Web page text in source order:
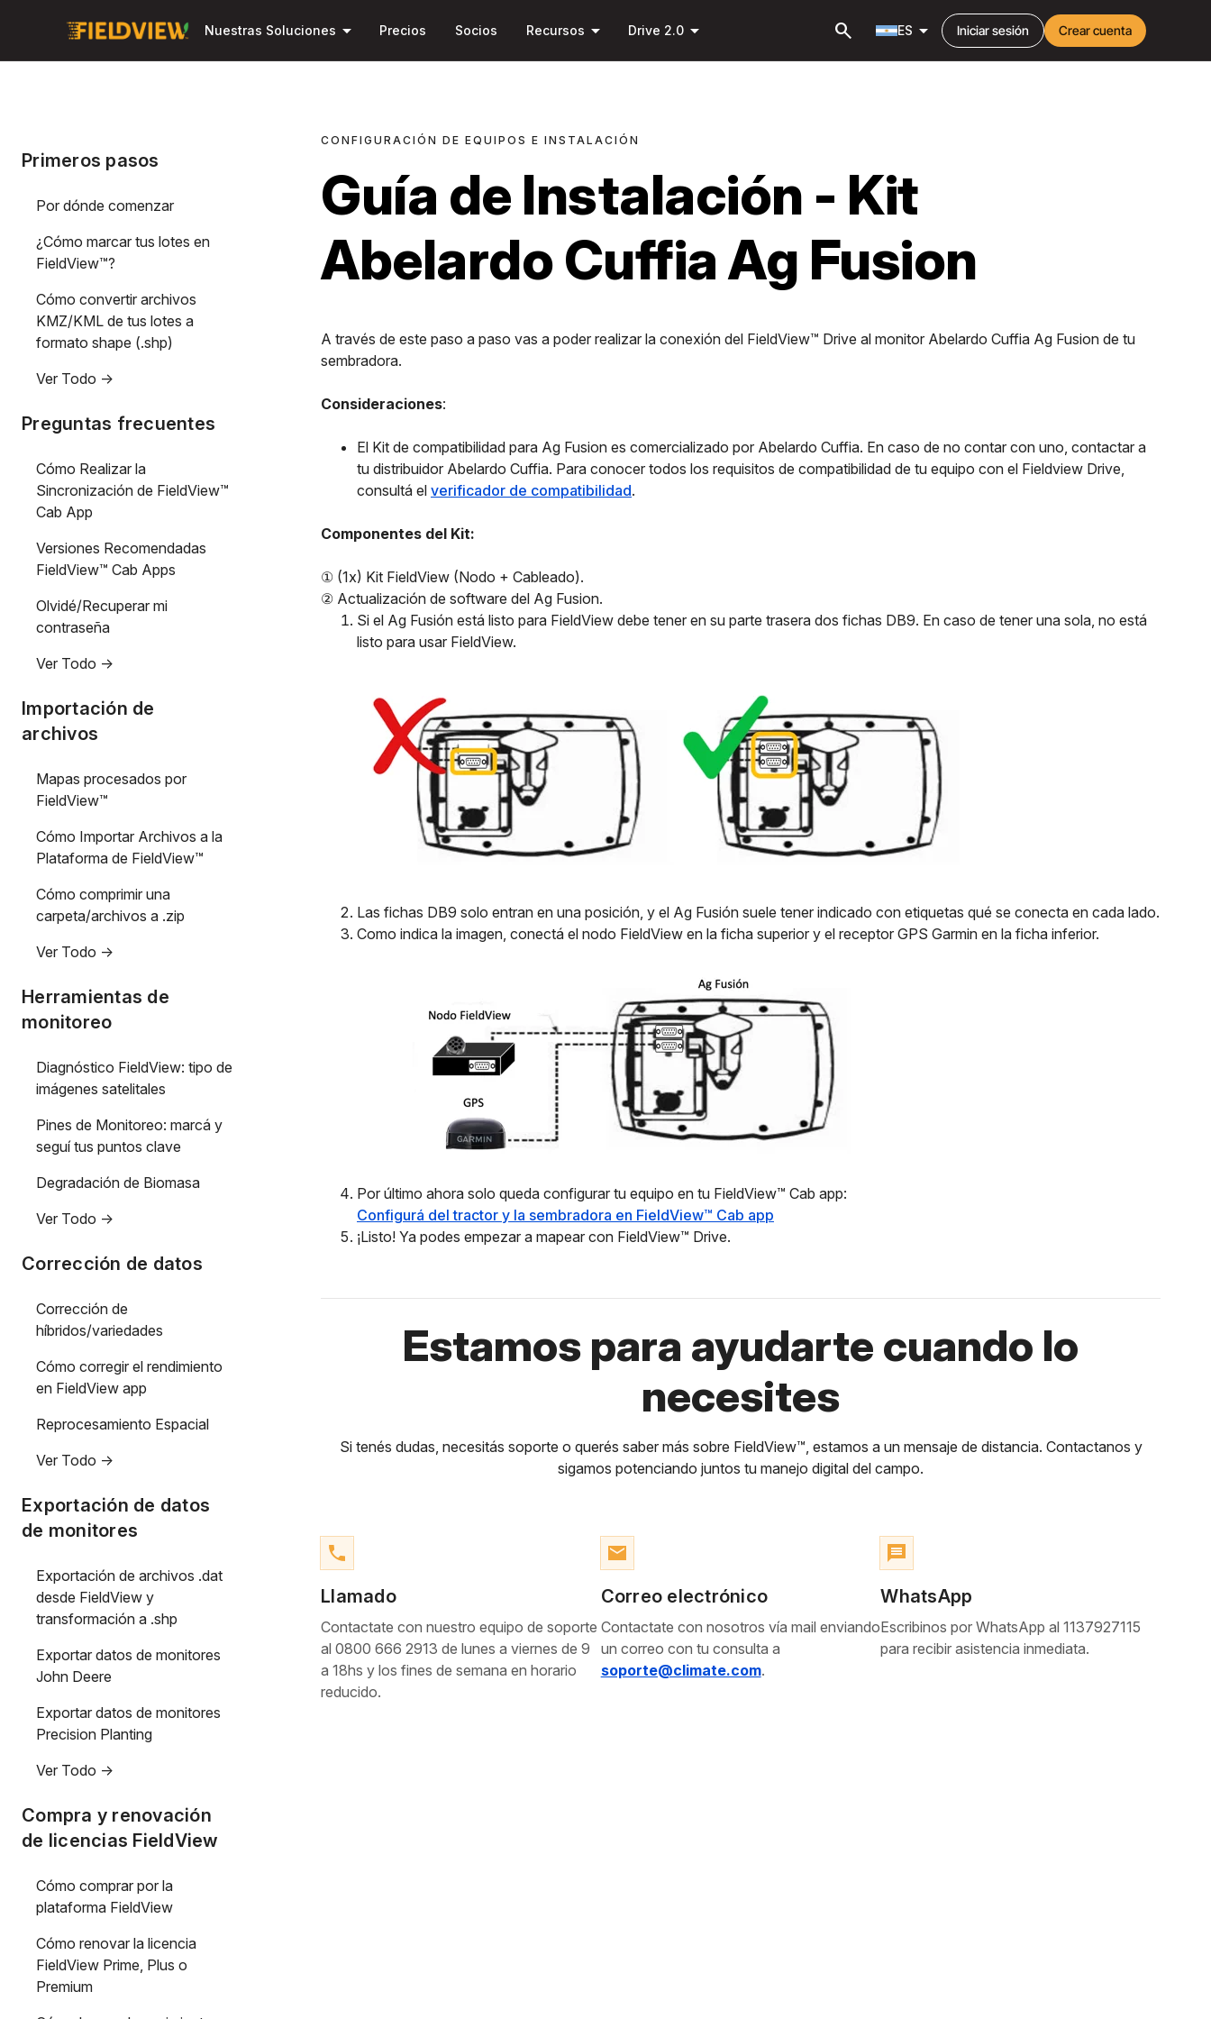
contenido
Nuestras Soluciones arrow_drop_down Precios Socios Recursos arrow_drop_down Drive 2.0arrow_drop_down search ES arrow_drop_down Iniciar sesión Crear cuenta
Primeros pasos
Por dónde comenzar
¿Cómo marcar tus lotes en
FieldView™?
Cómo convertir archivos
KMZ/KML de tus lotes a
formato shape (.shp)
Ver Todo ->
Preguntas frecuentes
Cómo Realizar la
Sincronización de FieldView™
Cab App
Versiones Recomendadas
FieldView™ Cab Apps
Olvidé/Recuperar mi
contraseña
Ver Todo ->
Importación de
archivos
Mapas procesados por
FieldView™
Cómo Importar Archivos a la
Plataforma de FieldView™
Cómo comprimir una
carpeta/archivos a .zip
Ver Todo ->
Herramientas de
monitoreo
Diagnóstico FieldView: tipo de
imágenes satelitales
Pines de Monitoreo: marcá y
seguí tus puntos clave
Degradación de Biomasa
Ver Todo ->
Corrección de datos
Corrección de
híbridos/variedades
Cómo corregir el rendimiento
en FieldView app
Reprocesamiento Espacial
Ver Todo ->
Exportación de datos
de monitores
Exportación de archivos .dat
desde FieldView y
transformación a .shp
Exportar datos de monitores
John Deere
Exportar datos de monitores
Precision Planting
Ver Todo ->
Compra y renovación
de licencias FieldView
Cómo comprar por la
plataforma FieldView
Cómo renovar la licencia
FieldView Prime, Plus o
Premium
CONFIGURACIÓN DE EQUIPOS E INSTALACIÓN
Guía de Instalación - Kit
Abelardo Cuffia Ag Fusion
A través de este paso a paso vas a poder realizar la conexión del FieldView™ Drive al monitor Abelardo Cuffia Ag Fusion de tu
sembradora.
Consideraciones:
El Kit de compatibilidad para Ag Fusion es comercializado por Abelardo Cuffia. En caso de no contar con uno, contactar a
tu distribuidor Abelardo Cuffia. Para conocer todos los requisitos de compatibilidad de tu equipo con el Fieldview Drive,
consultá el verificador de compatibilidad.
Componentes del Kit:
① (1x) Kit FieldView (Nodo + Cableado).
② Actualización de software del Ag Fusion.
Si el Ag Fusión está listo para FieldView debe tener en su parte trasera dos fichas DB9. En caso de tener una sola, no está
listo para usar FieldView.
Las fichas DB9 solo entran en una posición, y el Ag Fusión suele tener indicado con etiquetas qué se conecta en cada lado.
Como indica la imagen, conectá el nodo FieldView en la ficha superior y el receptor GPS Garmin en la ficha inferior.
Por último ahora solo queda configurar tu equipo en tu FieldView™ Cab app:
Configurá del tractor y la sembradora en FieldView™ Cab app
¡Listo! Ya podes empezar a mapear con FieldView™ Drive.
Estamos para ayudarte cuando lo
necesites
Si tenés dudas, necesitás soporte o querés saber más sobre FieldView™, estamos a un mensaje de distancia. Contactanos y
sigamos potenciando juntos tu manejo digital del campo.
phone
Llamado
Contactate con nuestro equipo de soporte
al 0800 666 2913 de lunes a viernes de 9
a 18hs y los fines de semana en horario
reducido.
email
Correo electrónico
Contactate con nosotros vía mail enviando
un correo con tu consulta a
soporte@climate.com.
message
WhatsApp
Escribinos por WhatsApp al 1137927115
para recibir asistencia inmediata.